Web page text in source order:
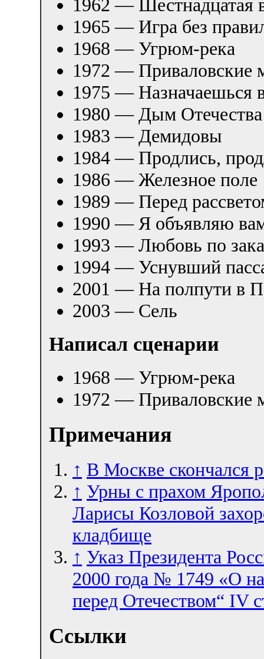
1962 — Шестнадцатая
1965 — Игра без
1968 — Угрюм-река
1972 — Приваловские
1975 — Назначаешься
1980 — Дым Отечества
1983 — Демидовы
1984 — Продлись,
1986 — Железное поле
1989 — Перед
1990 — Я объявляю
1993 — Любовь по
1994 — Уснувший
2001 — На полпути в
2003 — Сель
Написал сценарии
1968 — Угрюм-река
1972 — Приваловские
Примечания
↑ В Москве скончался
↑ Урны с прахом
Ларисы Козловой
кладбище
↑ Указ Президента
2000 года № 1749 «О
перед Отечеством“ IV
Ссылки